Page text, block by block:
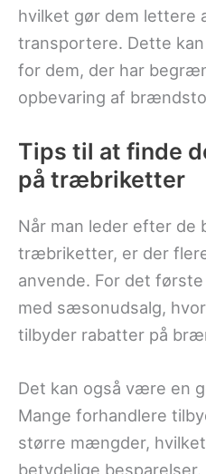
hvilket gør dem lettere
transportere. Dette
for dem, der har
opbevaring af
Tips til at finde
på træbriketter
Når man leder efter de
træbriketter, er der
anvende. For det
med sæsonudsalg,
tilbyder rabatter på
Det kan også være en
Mange forhandlere
større mængder,
betydelige besparelser.